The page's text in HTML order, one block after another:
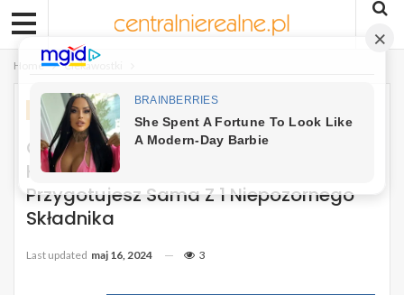
Home Ciekawostki
CIEKAWOSTKI
Odżywka Dla Storczyków I Innych
Kwitnących Kwiatów, Którą
Przygotujesz Sama Z 1 Niepozornego
Składnika
Last updated maj 16, 2024 3